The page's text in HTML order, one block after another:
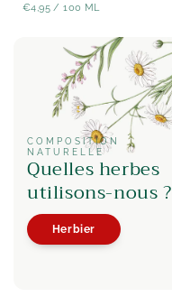
régulier
PRIX
€4,95 / PAR
100 ML
COMPOSITION
NATURELLE
Quelles herbes
utilisons-nous ?
Herbier